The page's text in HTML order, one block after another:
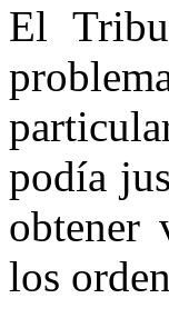
El
podía
obtener
los